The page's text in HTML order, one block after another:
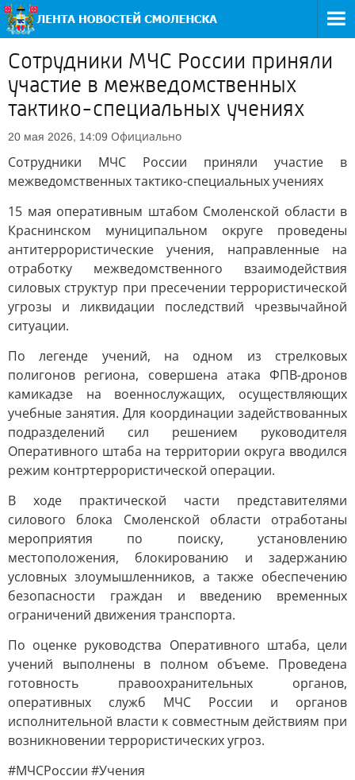
Сотрудники МЧС России приняли
участие в межведомственных
тактико-специальных учениях
20 мая 2026, 14:09 Официально
Сотрудники МЧС России приняли участие в
межведомственных тактико-специальных учениях
15 мая оперативным штабом Смоленской области в
Краснинском муниципальном округе проведены
антитеррористические учения, направленные на
отработку межведомственного взаимодействия
силовых структур при пресечении террористической
угрозы и ликвидации последствий чрезвычайной
ситуации.
По легенде учений, на одном из стрелковых
полигонов региона, совершена атака ФПВ-дронов
камикадзе на военнослужащих, осуществляющих
учебные занятия. Для координации задействованных
подразделений сил решением руководителя
Оперативного штаба на территории округа вводился
режим контртеррористической операции.
В ходе практической части представителями
силового блока Смоленской области отработаны
мероприятия по поиску, установлению
местоположения, блокированию и задержанию
условных злоумышленников, а также обеспечению
безопасности граждан и введению временных
ограничений движения транспорта.
По оценке руководства Оперативного штаба, цели
учений выполнены в полном объеме. Проведена
готовность правоохранительных органов,
оперативных служб МЧС России и органов
исполнительной власти к совместным действиям при
возникновении террористических угроз.
#МЧСРоссии #Учения